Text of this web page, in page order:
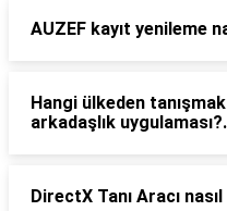
AUZEF kayıt yenileme
Hangi ülkeden
arkadaşlık
DirectX Tanı Aracı nasıl